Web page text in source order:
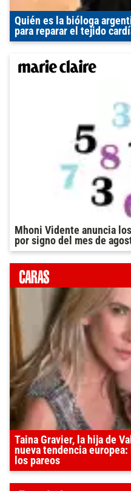
Quién es la bióloga
para reparar el tejido
Mhoni Vidente anuncia
por signo del mes de
Taina Gravier, la hija de
nueva tendencia
los pareos